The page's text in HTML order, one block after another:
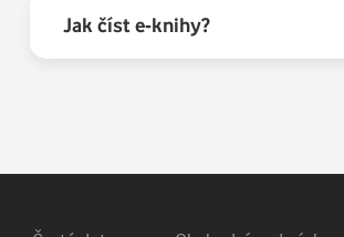
Jak číst e-knihy?